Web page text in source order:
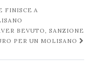
FINISCE A
BEVUTO, SANZIONE
PER UN MOLISANO